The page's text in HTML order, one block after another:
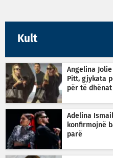
Kult
Angelina
Pitt, gjykata
për të
Adelina
konfirmojnë
parë